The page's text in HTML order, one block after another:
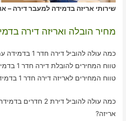
שירותי אריזה בדמידה למעבר דירה –
מחיר הובלה ואריזה דירה
כמה עולה להוביל דירה חדר 1 בדמידה עם חברת הובלה כולל אריזה?
טווח המחירים להובלת דירה חדר 1 בדמידה – בין 360-780 ש"ח
טווח המחירים לאריזה דירה חדר 1 בדמידה – בין 370-650 ש"ח
כמה עולה להוביל
אריזה?